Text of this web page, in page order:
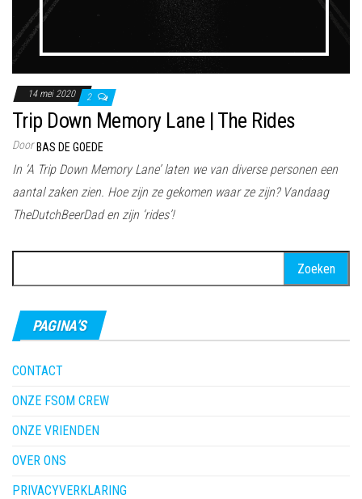
14 mei 2020 2
Trip Down Memory Lane | The Rides
Door BAS DE GOEDE
In ‘A Trip Down Memory Lane’ laten we van diverse personen een
aantal zaken zien. Hoe zijn ze gekomen waar ze zijn? Vandaag
TheDutchBeerDad en zijn ‘rides’!
naar:
PAGINA’S
CONTACT
ONZE FSOM CREW
ONZE VRIENDEN
OVER ONS
PRIVACYVERKLARING